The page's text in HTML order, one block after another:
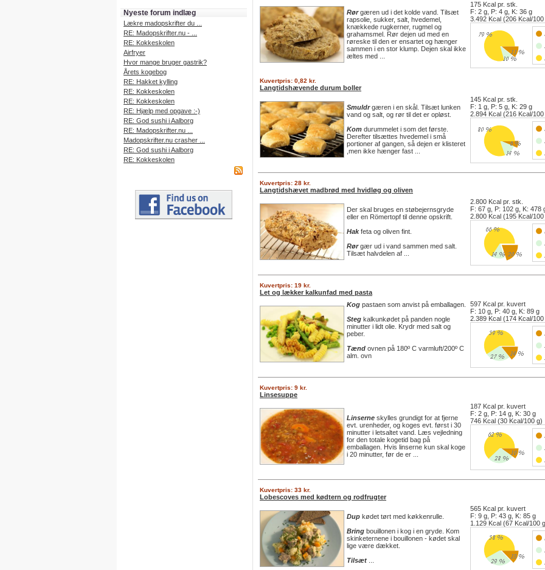
Nyeste forum indlæg
Lækre madopskrifter du ...
RE: Madopskrifter.nu - ...
RE: Kokkeskolen
Airfryer
Hvor mange bruger gastrik?
Årets kogebog
RE: Hakket kylling
RE: Kokkeskolen
RE: Kokkeskolen
RE: Hjælp med opgave :-)
RE: God sushi i Aalborg
RE: Madopskrifter.nu ...
Madopskrifter.nu crasher ...
RE: God sushi i Aalborg
RE: Kokkeskolen
Rørgæren ud i det kolde vand. Tilsæt
rapsolie, sukker, salt, hvedemel,
knækkede rugkerner, rugmel og
grahamsmel. Rør dejen ud med en
røreske til den er ensartet og hænger
sammen i en stor klump. Dejen skal ikke
æltes med ...
175 Kcal pr. stk.
F: 2 g, P: 4 g, K: 36 g
3.492 Kcal (206 Kcal/100
Kuvertpris: 0,82 kr.
Langtidshævende durum boller
Smuldrgæren i en skål. Tilsæt lunken
vand og salt, og rør til det er opløst.
Kom durummelet i som det første.
Derefter tilsættes hvedemel i små
portioner af gangen, så dejen er klisteret
,men ikke hænger fast ...
145 Kcal pr. stk.
F: 1 g, P: 5 g, K: 29 g
2.894 Kcal (216 Kcal/100
Kuvertpris: 28 kr.
Langtidshævet madbrød med hvidløg og oliven
Der skal bruges en støbejernsgryde
eller en Römertopf til denne opskrift.
Hakfeta og oliven fint.
Rørgær ud i vand sammen med salt.
Tilsæt halvdelen af ...
2.800 Kcal pr. stk.
F: 67 g, P: 102 g, K: 478
2.800 Kcal (195 Kcal/100
Kuvertpris: 19 kr.
Let og lækker kalkunfad med pasta
Kog pastaen som anvist på emballagen.
Steg kalkunkødet på panden nogle
minutter i lidt olie. Krydr med salt og
peber.
Tænd ovnen på 180º C varmluft/200º C
alm. ovn
597 Kcal pr. kuvert
F: 10 g, P: 40 g, K: 89 g
2.389 Kcal (174 Kcal/100
Kuvertpris: 9 kr.
Linsesuppe
Linserne skylles grundigt for at fjerne
evt. urenheder, og koges evt. først i 30
minutter i letsaltet vand. Læs vejledning
for den totale kogetid bag på
emballagen. Hvis linserne kun skal koge
i 20 minutter, før de er ...
187 Kcal pr. kuvert
F: 2 g, P: 14 g, K: 30 g
746 Kcal (30 Kcal/100 g)
Kuvertpris: 33 kr.
Lobescoves med kødtern og rodfrugter
Dup kødet tørt med køkkenrulle.
Bring bouillonen i kog i en gryde. Kom
skinketernene i bouillonen - kødet skal
lige være dækket.
Tilsæt
565 Kcal pr. kuvert
F: 9 g, P: 43 g, K: 85 g
1.129 Kcal (67 Kcal/100